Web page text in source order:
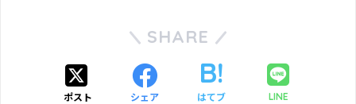
SHARE
ポスト シェア はてブ LINE